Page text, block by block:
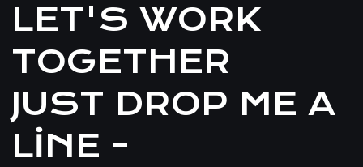
LET'S WORK
TOGETHER
JUST DROP ME A
LINE -